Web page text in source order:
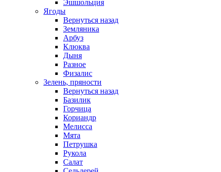
Эшшольция
Ягоды
Вернуться назад
Земляника
Арбуз
Клюква
Дыня
Разное
Физалис
Зелень, пряности
Вернуться назад
Базилик
Горчица
Кориандр
Мелисса
Мята
Петрушка
Рукола
Салат